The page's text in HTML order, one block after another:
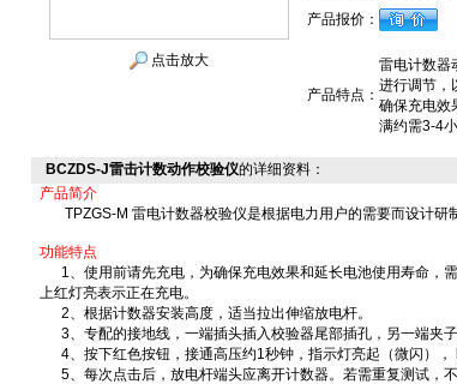
点击放大
产品报价：
产品特点：
雷电计数器
进行调节，
确保充电效
满约需3-4
BCZDS-J雷击计数动作校验仪的详细资料：
产品简介
TPZGS-M 雷电计数器校验仪是根据电力用户的需要而设计研
功能特点
1、使用前请先充电，为确保充电效果和延长电池使用寿命，
上红灯亮表示正在充电。
2、根据计数器安装高度，适当拉出伸缩放电杆。
3、专配的接地线，一端插头插入校验器尾部插孔，另一端夹子
4、按下红色按钮，接通高压约1秒钟，指示灯亮起（微闪），
5、每次点击后，放电杆端头应离开计数器。若需重复测试，